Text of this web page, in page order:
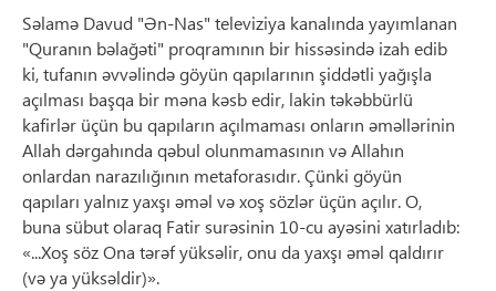
Səlamə Davud "Ən-Nas" televiziya kanalında yayımlanan
"Quranın bəlağəti" proqramının bir hissəsində izah edib
ki, tufanın əvvəlində göyün qapılarının şiddətli yağışla
açılması başqa bir məna kəsb edir, lakin təkəbbürlü
kafirlər üçün bu qapıların açılmaması onların əməllərinin
Allah dərgahında qəbul olunmamasının və Allahın
onlardan narazılığının metaforasıdır. Çünki göyün
qapıları yalnız yaxşı əməl və xoş sözlər üçün açılır. O,
buna sübut olaraq Fatir surəsinin 10-cu ayəsini xatırladıb:
«...Xoş söz Ona tərəf yüksəlir, onu da yaxşı əməl qaldırır
(və ya yüksəldir)».